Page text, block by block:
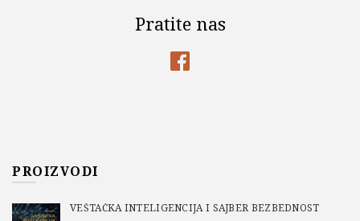
Pratite nas
PROIZVODI
VEŠTAČKA INTELIGENCIJA I SAJBER BEZBEDNOST